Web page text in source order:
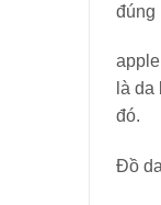
đúng
là
đó.
Đồ